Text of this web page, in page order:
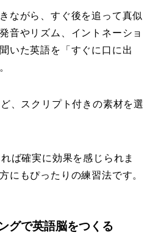
ながら、すぐ後を追って真似
音やリズム、イントネーショ
いた英語を「すぐに口に出
、スクリプト付きの素材を選
ば確実に効果を感じられま
にもぴったりの練習法です。
グで英語脳をつくる